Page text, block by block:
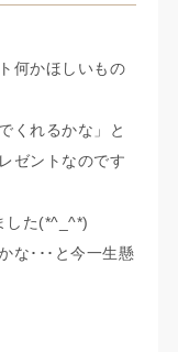
何かほしいもの
くれるかな」と
ゼントなのです
した(*^_^*)
な･･･と今一生懸